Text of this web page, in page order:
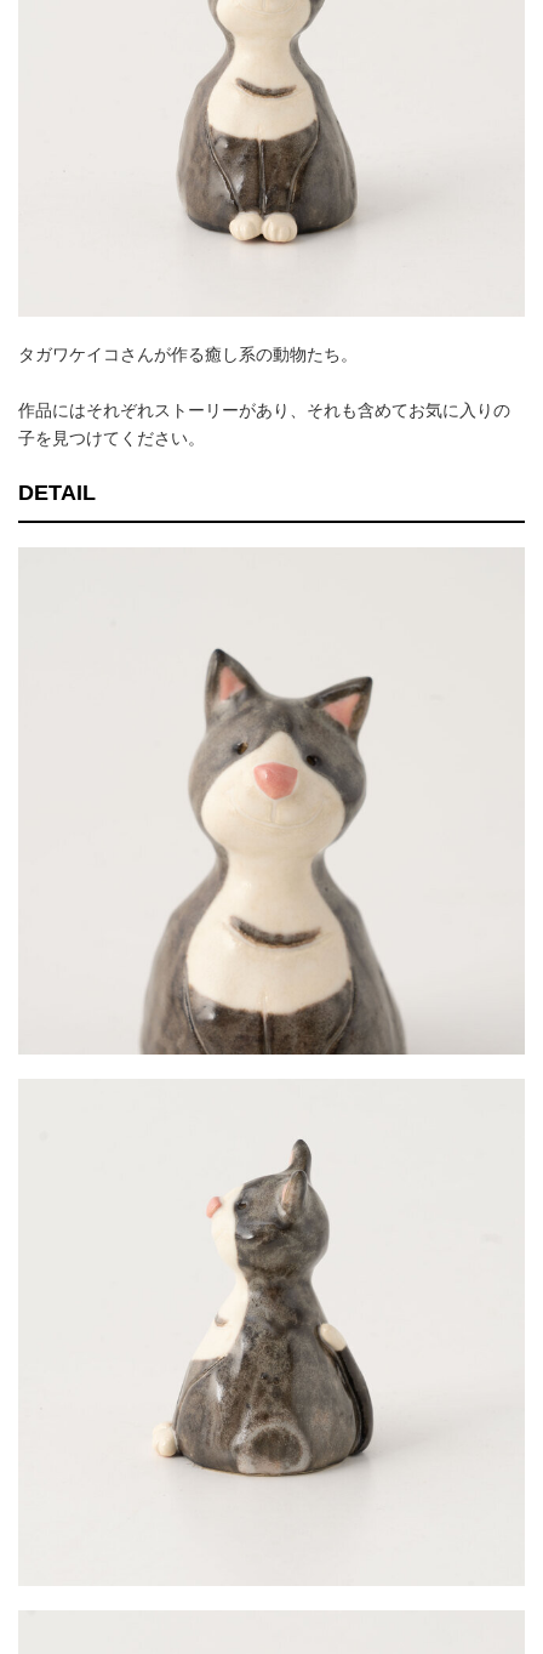
タガワケイコさんが作る癒し系の動物たち。
作品にはそれぞれストーリーがあり、それも含めてお気に入りの
子を見つけてください。
DETAIL